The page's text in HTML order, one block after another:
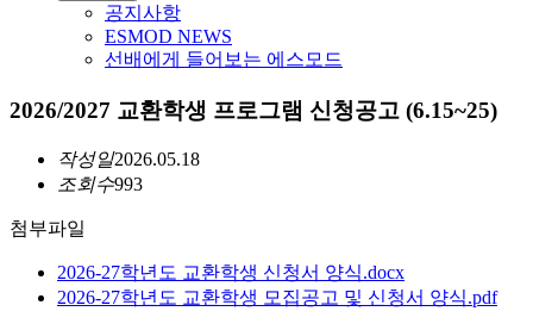
공지사항
ESMOD NEWS
선배에게 들어보는 에스모드
2026/2027 교환학생 프로그램 신청공고 (6.15~25)
작성일2026.05.18
조회수993
첨부파일
2026-27학년도 교환학생 신청서 양식.docx
2026-27학년도 교환학생 모집공고 및 신청서 양식.pdf